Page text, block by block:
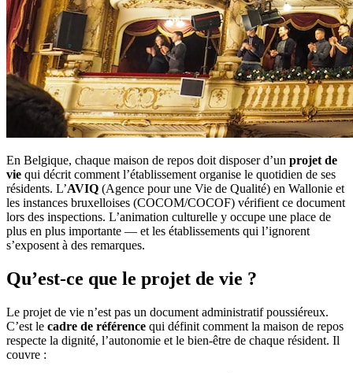
En Belgique, chaque maison de repos doit disposer d’un projet de
vie qui décrit comment l’établissement organise le quotidien de ses
résidents. L’AVIQ (Agence pour une Vie de Qualité) en Wallonie et
les instances bruxelloises (COCOM/COCOF) vérifient ce document
lors des inspections. L’animation culturelle y occupe une place de
plus en plus importante — et les établissements qui l’ignorent
s’exposent à des remarques.
Qu’est-ce que le projet de vie ?
Le projet de vie n’est pas un document administratif poussiéreux.
C’est le cadre de référence qui définit comment la maison de repos
respecte la dignité, l’autonomie et le bien-être de chaque résident. Il
couvre :